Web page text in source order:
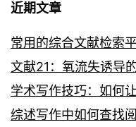
近期文章
常用的综合文献检索
文献21：氧流失诱导
学术写作技巧：如何
综述写作中如何查找